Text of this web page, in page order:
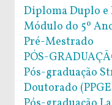
Diploma Duplo
Módulo do 5º
Pré-Mestrado
PÓS-
Pós-graduação
Doutorado